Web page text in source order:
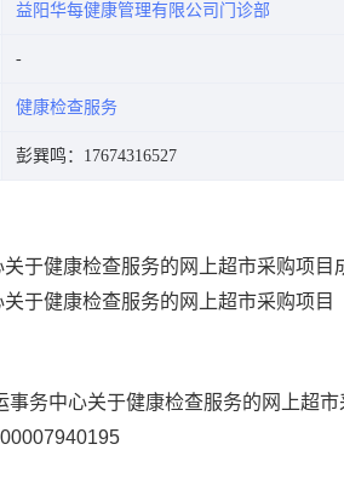
益阳华每健康管理有限公司门诊部
健康检查服务
彭巽鸣：17674316527
于健康检查服务的网上超市采购项目
于健康检查服务的网上超市采购项目
事务中心关于健康检查服务的网上超